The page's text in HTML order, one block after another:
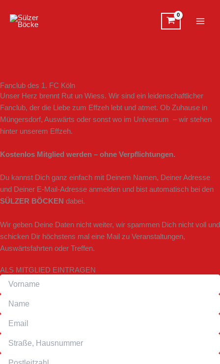
Inhalt
springen
Fanclub des 1. FC Köln
Unser Herz brennt Rut un Wiess. Wir sind ein leidenschaftlicher
Fanclub, der die Liebe zum Effzeh lebt und atmet. Ob Zuhause in
Müngersdorf, Auswärts oder sonst wo im Universum – wir stehen
hinter unserem Effzeh.
Kostenlos Mitglied werden – ohne Verpflichtungen.
Du kannst Dich ganz einfach mit Deinem Namen, Deiner Adresse
und Deiner E-Mail-Adresse anmelden und bist automatisch bei den
SÜLZER BÖCKEN dabei.
Wir geben Deine Daten nicht weiter, wir spammen Dich nicht voll und
schicken Dir höchstens mal eine Mail zu Veranstaltungen,
Auswärtsfahrten oder Treffen.
ALS MITGLIED EINTRAGEN